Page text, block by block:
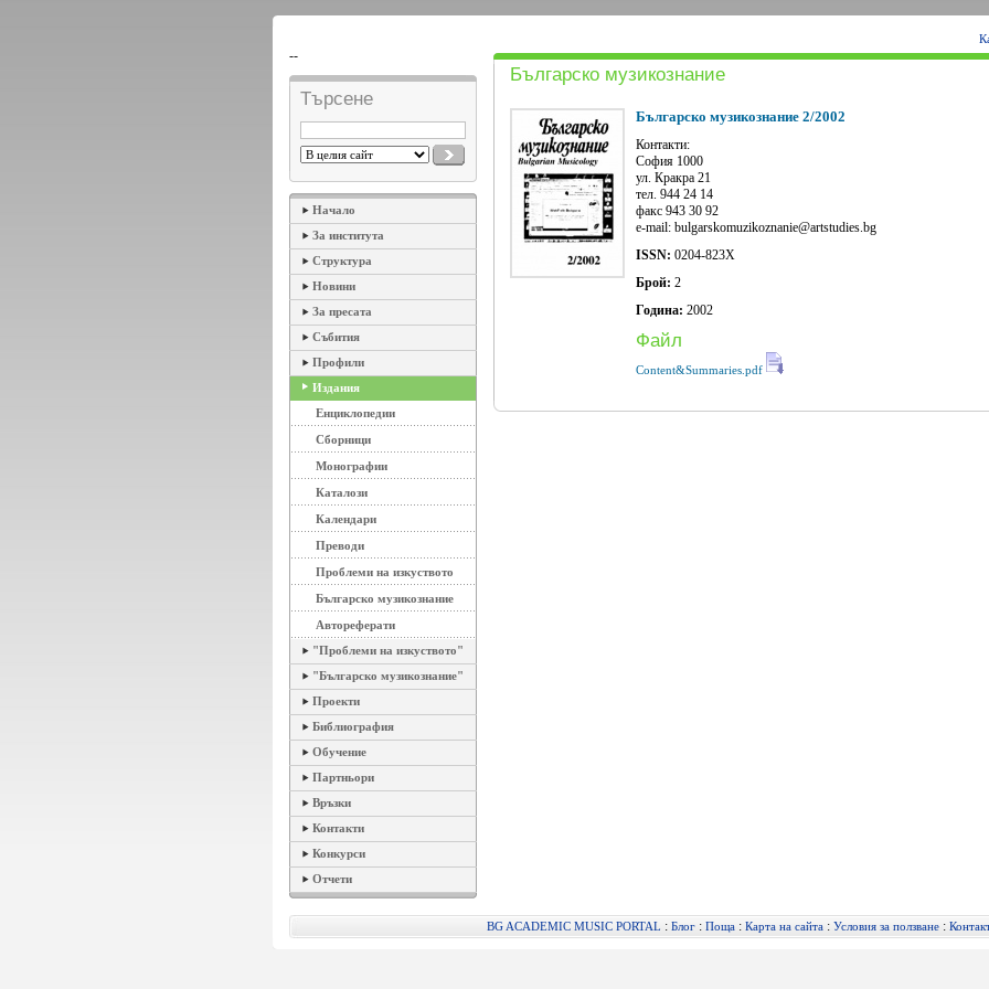
--
Търсене
Начало
За института
Структура
Новини
За пресата
Събития
Профили
Издания
Енциклопедии
Сборници
Монографии
Каталози
Календари
Преводи
Проблеми на изкуството
Българско музикознание
Автореферати
"Проблеми на изкуството"
"Българско музикознание"
Проекти
Библиография
Обучение
Партньори
Връзки
Контакти
Конкурси
Отчети
Българско музикознание
Българско музикознание 2/2002
Контакти:
София 1000
ул. Кракра 21
тел. 944 24 14
факс 943 30 92
e-mail: bulgarskomuzikoznanie@artstudies.bg
ISSN: 0204-823Х
Брой: 2
Година: 2002
Файл
Content&Summaries.pdf
BG ACADEMIC MUSIC PORTAL : Блог: Поща: Карта на сайта: Условия за ползване: